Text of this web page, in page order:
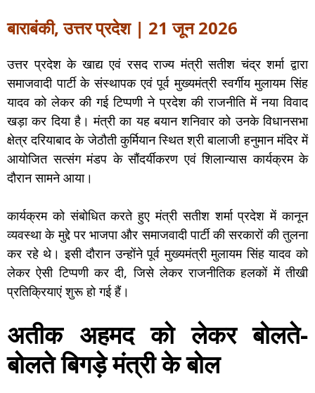
बाराबंकी, उत्तर प्रदेश | 21 जून 2026
उत्तर प्रदेश के खाद्य एवं रसद राज्य मंत्री सतीश चंद्र शर्मा द्वारा
समाजवादी पार्टी के संस्थापक एवं पूर्व मुख्यमंत्री स्वर्गीय मुलायम सिंह
यादव को लेकर की गई टिप्पणी ने प्रदेश की राजनीति में नया विवाद
खड़ा कर दिया है। मंत्री का यह बयान शनिवार को उनके विधानसभा
क्षेत्र दरियाबाद के जेठौती कुर्मियान स्थित श्री बालाजी हनुमान मंदिर में
आयोजित सत्संग मंडप के सौंदर्यीकरण एवं शिलान्यास कार्यक्रम के
दौरान सामने आया।
कार्यक्रम को संबोधित करते हुए मंत्री सतीश शर्मा प्रदेश में कानून
व्यवस्था के मुद्दे पर भाजपा और समाजवादी पार्टी की सरकारों की तुलना
कर रहे थे। इसी दौरान उन्होंने पूर्व मुख्यमंत्री मुलायम सिंह यादव को
लेकर ऐसी टिप्पणी कर दी, जिसे लेकर राजनीतिक हलकों में तीखी
प्रतिक्रियाएं शुरू हो गई हैं।
अतीक अहमद को लेकर बोलते-
बोलते बिगड़े मंत्री के बोल